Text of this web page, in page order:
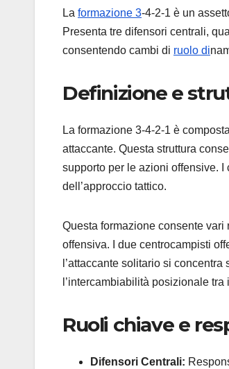
La formazione 3-4-2-1 è un
Presenta tre difensori centrali,
consentendo cambi di ruolo di
Definizione e
La formazione 3-4-2-1 è
attaccante. Questa struttura
supporto per le azioni offensive.
dell’approccio tattico.
Questa formazione consente
offensiva. I due centrocampisti
l’attaccante solitario si
l’intercambiabilità posizionale tra
Ruoli chiave e
Difensori Centrali: